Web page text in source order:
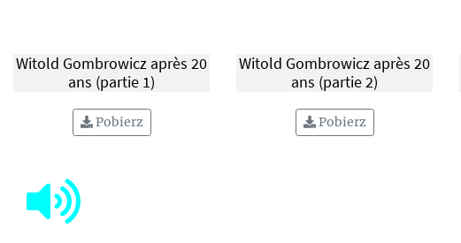
Auteur de la photo inconnu.
Witold Gombrowicz après 20
ans (partie 1)
Pobierz
Witold Gombrowicz après 20
ans (partie 2)
Pobierz